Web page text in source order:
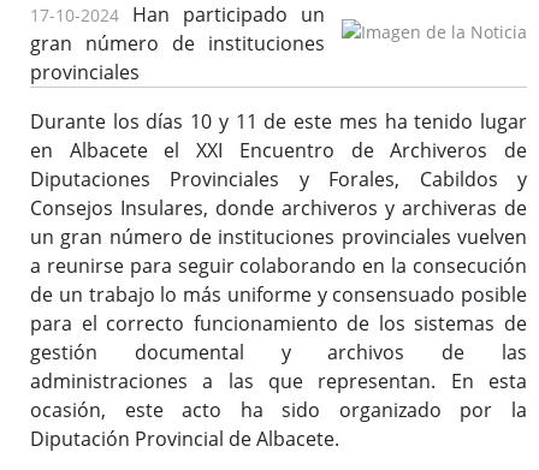
Reglamento y Procedimientos
Recursos
Enlaces de interés
Asistencia Técnica a Archivos Municipales
Documento del Mes
Exposiciones
Formación y colaboración con la Facultad de Ciencias de la
Documentación y la Comunicación de la Uex
Visitas en grupo
Otras Actividades
17-10-2024 Han participado un
gran número de instituciones
provinciales
Durante los días 10 y 11 de este mes ha tenido lugar
en Albacete el XXI Encuentro de Archiveros de
Diputaciones Provinciales y Forales, Cabildos y
Consejos Insulares, donde archiveros y archiveras de
un gran número de instituciones provinciales vuelven
a reunirse para seguir colaborando en la consecución
de un trabajo lo más uniforme y consensuado posible
para el correcto funcionamiento de los sistemas de
gestión documental y archivos de las
administraciones a las que representan. En esta
ocasión, este acto ha sido organizado por la
Diputación Provincial de Albacete.